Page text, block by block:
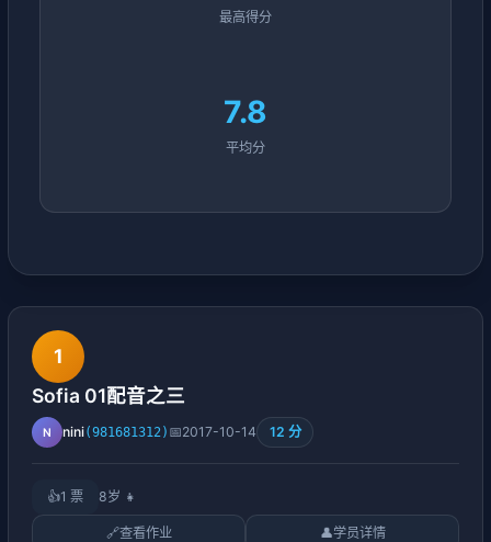
最高得分
7.8
平均分
1
Sofia 01配音之三
N nini(981681312) 📅2017-10-14 12 分
👍1 票 8岁 👧
🔗查看作业 👤学员详情